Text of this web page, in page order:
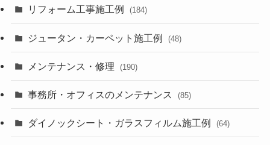
リフォーム工事施工例 (184)
ジュータン・カーペット施工例 (48)
メンテナンス・修理 (190)
事務所・オフィスのメンテナンス (85)
ダイノックシート・ガラスフィルム施工例 (64)